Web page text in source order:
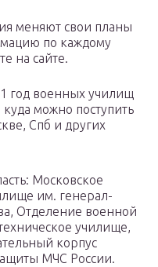
меняют свои планы
по каждому
на сайте.
год военных училищ
куда можно поступить
Спб и других
Московское
им. генерал-
Отделение военной
училище,
корпус
МЧС России.